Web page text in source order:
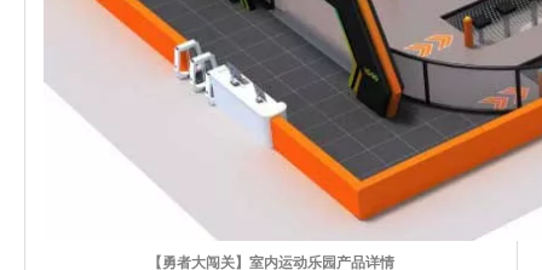
【勇者大闯关】室内运动乐园产品详情